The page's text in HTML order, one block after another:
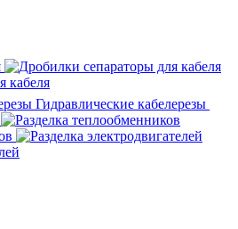
кабеля
Гидравлические кабелерезы